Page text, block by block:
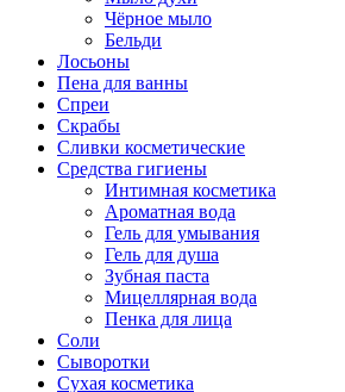
Чёрное мыло
Бельди
Лосьоны
Пена для ванны
Спреи
Скрабы
Сливки косметические
Средства гигиены
Интимная косметика
Ароматная вода
Гель для умывания
Гель для душа
Зубная паста
Мицеллярная вода
Пенка для лица
Соли
Сыворотки
Сухая косметика